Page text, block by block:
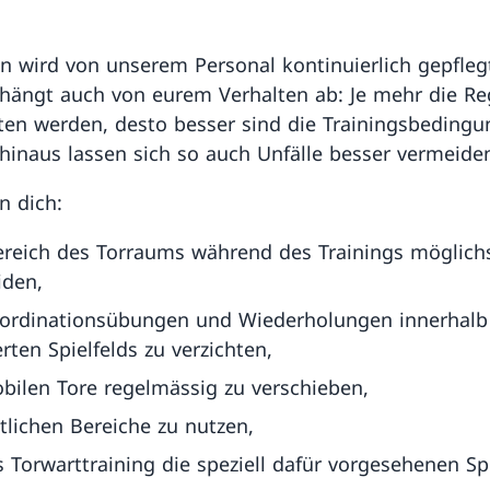
wird von unserem Personal kontinuierlich
auch von eurem Verhalten ab: Je mehr die
werden, desto besser sind die
lassen sich so auch Unfälle besser
dich:
des Torraums während des Trainings
und Wiederholungen
Spielfelds zu verzichten,
Tore regelmässig zu verschieben,
Bereiche zu nutzen,
Torwarttraining die speziell dafür vorgesehenen